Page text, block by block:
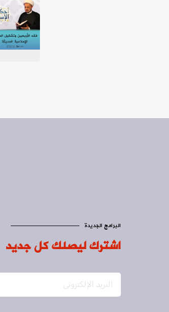
البرامج الجديدة
اشترك ليصلك كل جديد